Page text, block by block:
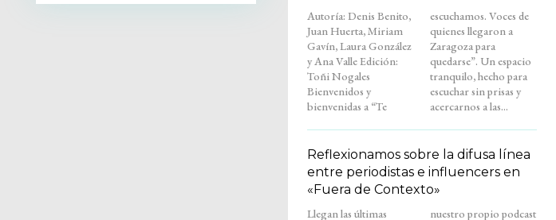
Autoría: Denis Benito,
Juan Huerta, Miriam
Gavín, Laura González
y Ana Valle Edición:
Toñi Nogales
Bienvenidos y
bienvenidas a “Te
escuchamos. Voces de
quienes llegaron a
Zaragoza para
quedarse”. Un espacio
tranquilo, hecho para
escuchar sin prisas y
acercarnos a las...
Reflexionamos sobre la difusa línea
entre periodistas e influencers en
«Fuera de Contexto»
Llegan las últimas
nuestro propio podcast